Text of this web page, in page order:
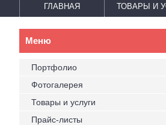
ГЛАВНАЯ ТОВАРЫ И
Портфолио
Фотогалерея
Товары и услуги
Прайс-листы